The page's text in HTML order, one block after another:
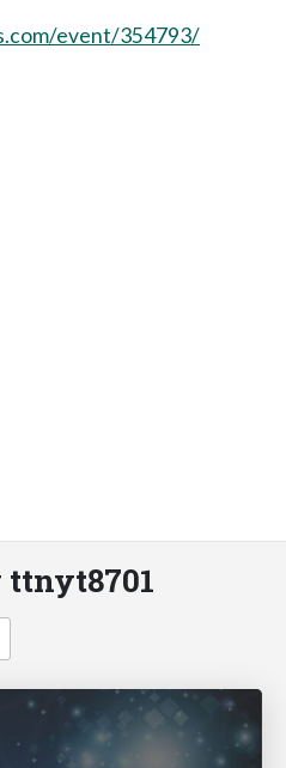
event/354793/
ttnyt8701